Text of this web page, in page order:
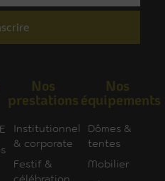
Nos
prestations
Institutionnel
& corporate
Festif &
Nos
équipements
Dômes &
tentes
Mobilier